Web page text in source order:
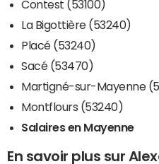
Contest (53100)
La Bigottière (53240)
Placé (53240)
Sacé (53470)
Martigné-sur-Mayenne
Montflours (53240)
Salaires en Mayenne
En savoir plus sur